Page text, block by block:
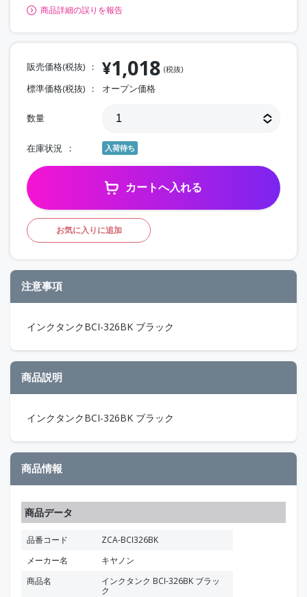
商品詳細の誤りを報告
販売価格(税抜) ¥1,018 (税抜)
標準価格(税抜) オープン価格
数量
在庫状況 入荷待ち
カートへ入れる
お気に入りに追加
注意事項
インクタンクBCI-326BK ブラック
商品説明
インクタンクBCI-326BK ブラック
商品情報
商品データ
品番コード
ZCA-BCI326BK
メーカー名
キヤノン
商品名
インクタンク BCI-326BK ブラッ
ク